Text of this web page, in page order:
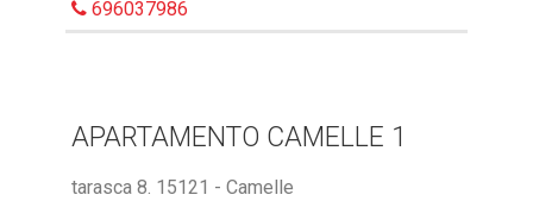
696037986
APARTAMENTO CAMELLE 1
tarasca 8. 15121 - Camelle